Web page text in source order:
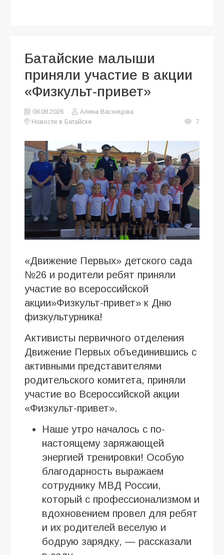
Батайские малыши
приняли участие в акции
«Физкульт-привет»
08.08.2026
Алена Васнецова
Новости в Батайске
7
«Движение Первых» детского сада
№26 и родители ребят приняли
участие во всероссийской
акции»Физкульт-привет» к Дню
физкультурника!
Активисты первичного отделения
Движение Первых объединившись с
активными представителями
родительского комитета, приняли
участие во Всероссийской акции
«Физкульт-привет».
Наше утро началось с по-
настоящему заряжающей
энергией тренировки! Особую
благодарность выражаем
сотруднику МВД России,
который с профессионализмом и
вдохновением провел для ребят
и их родителей веселую и
бодрую зарядку, — рассказали